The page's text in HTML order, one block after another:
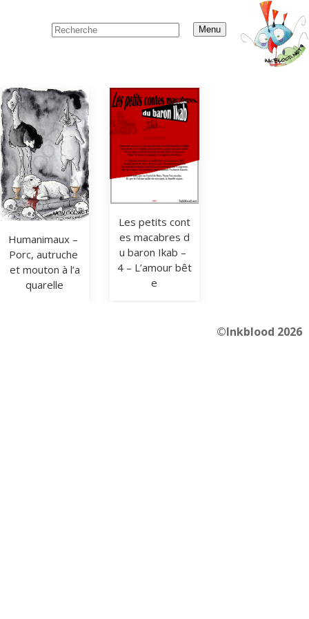
Menu
Humanimaux –
Porc, autruche
et mouton à l’a
quarelle
Les petits cont
es macabres d
u baron Ikab –
4 – L’amour bêt
e
©Inkblood 2026